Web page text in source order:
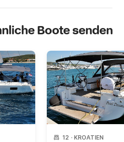
Boote senden
12 · KROATIEN